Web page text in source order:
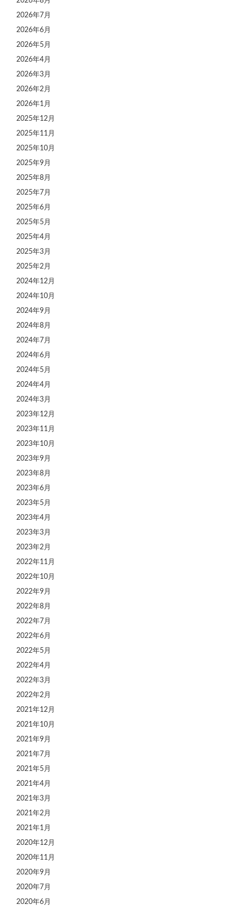
2026年7月
2026年6月
2026年5月
2026年4月
2026年3月
2026年2月
2026年1月
2025年12月
2025年11月
2025年10月
2025年9月
2025年8月
2025年7月
2025年6月
2025年5月
2025年4月
2025年3月
2025年2月
2024年12月
2024年10月
2024年9月
2024年8月
2024年7月
2024年6月
2024年5月
2024年4月
2024年3月
2023年12月
2023年11月
2023年10月
2023年9月
2023年8月
2023年6月
2023年5月
2023年4月
2023年3月
2023年2月
2022年11月
2022年10月
2022年9月
2022年8月
2022年7月
2022年6月
2022年5月
2022年4月
2022年3月
2022年2月
2021年12月
2021年10月
2021年9月
2021年7月
2021年5月
2021年4月
2021年3月
2021年2月
2021年1月
2020年12月
2020年11月
2020年9月
2020年7月
2020年6月